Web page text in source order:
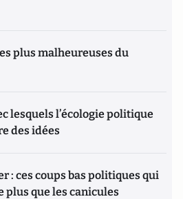
plus malheureuses du
lesquels l’écologie politique
des idées
: ces coups bas politiques qui
plus que les canicules